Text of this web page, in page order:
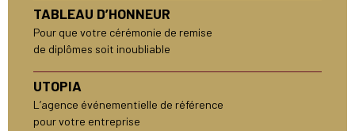
TABLEAU D’HONNEUR
Pour que votre cérémonie de remise
de diplômes soit inoubliable
UTOPIA
L’agence événementielle de référence
pour votre entreprise